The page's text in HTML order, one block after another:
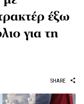
έξω
για τη
SHARE